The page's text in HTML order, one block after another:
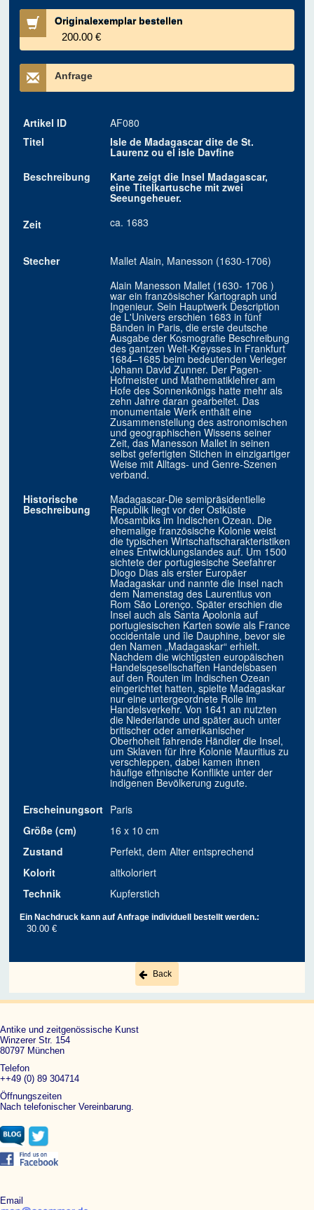
Originalexemplar bestellen
200.00 €
Anfrage
Artikel ID
AF080
Titel
Isle de Madagascar dite de St.
Laurenz ou el isle Davfine
Beschreibung
Karte zeigt die Insel Madagascar,
eine Titelkartusche mit zwei
Seeungeheuer.
Zeit
ca. 1683
Stecher
Mallet Alain, Manesson (1630-1706)
Alain Manesson Mallet (1630- 1706 )
war ein französischer Kartograph und
Ingenieur. Sein Hauptwerk Description
de L'Univers erschien 1683 in fünf
Bänden in Paris, die erste deutsche
Ausgabe der Kosmografie Beschreibung
des gantzen Welt-Kreysses in Frankfurt
1684–1685 beim bedeutenden Verleger
Johann David Zunner. Der Pagen-
Hofmeister und Mathematiklehrer am
Hofe des Sonnenkönigs hatte mehr als
zehn Jahre daran gearbeitet. Das
monumentale Werk enthält eine
Zusammenstellung des astronomischen
und geographischen Wissens seiner
Zeit, das Manesson Mallet in seinen
selbst gefertigten Stichen in einzigartiger
Weise mit Alltags- und Genre-Szenen
verband.
Historische
Beschreibung
Madagascar-Die semipräsidentielle
Republik liegt vor der Ostküste
Mosambiks im Indischen Ozean. Die
ehemalige französische Kolonie weist
die typischen Wirtschaftscharakteristiken
eines Entwicklungslandes auf. Um 1500
sichtete der portugiesische Seefahrer
Diogo Dias als erster Europäer
Madagaskar und nannte die Insel nach
dem Namenstag des Laurentius von
Rom São Lorenço. Später erschien die
Insel auch als Santa Apolonia auf
portugiesischen Karten sowie als France
occidentale und île Dauphine, bevor sie
den Namen „Madagaskar“ erhielt.
Nachdem die wichtigsten europäischen
Handelsgesellschaften Handelsbasen
auf den Routen im Indischen Ozean
eingerichtet hatten, spielte Madagaskar
nur eine untergeordnete Rolle im
Handelsverkehr. Von 1641 an nutzten
die Niederlande und später auch unter
britischer oder amerikanischer
Oberhoheit fahrende Händler die Insel,
um Sklaven für ihre Kolonie Mauritius zu
verschleppen, dabei kamen ihnen
häufige ethnische Konflikte unter der
indigenen Bevölkerung zugute.
Erscheinungsort Paris
Größe (cm)
16 x 10 cm
Zustand
Perfekt, dem Alter entsprechend
Kolorit
altkoloriert
Technik
Kupferstich
Ein Nachdruck kann auf Anfrage individuell bestellt werden.:
30.00 €
Back
Antike und zeitgenössische Kunst
Winzerer Str. 154
80797 München
Telefon
++49 (0) 89 304714
Öffnungszeiten
Nach telefonischer Vereinbarung.
Email